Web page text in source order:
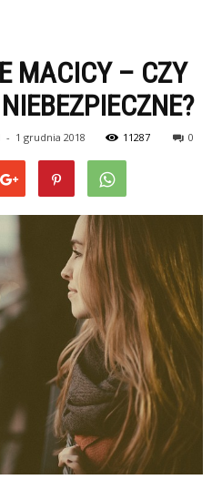
MACICY – CZY
- 1 grudnia 2018 11287 0